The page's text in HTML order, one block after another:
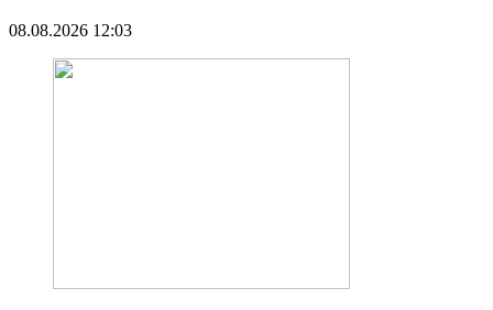
08.08.2026 12:03